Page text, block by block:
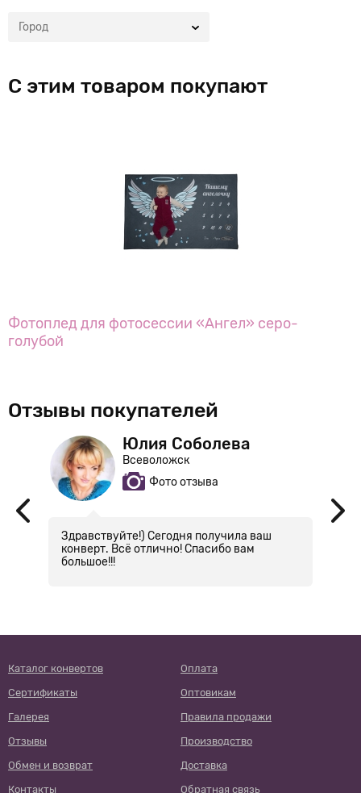
Город
С этим товаром покупают
Фотоплед для фотосессии «Ангел» серо-
голубой
Отзывы покупателей
Юлия Соболева
Всеволожск
Фото отзыва
Здравствуйте!) Сегодня получила ваш
конверт. Всё отлично! Спасибо вам
большое!!!
Каталог конвертов
Оплата
Сертификаты
Оптовикам
Галерея
Правила продажи
Отзывы
Производство
Обмен и возврат
Доставка
Контакты
Обратная связь